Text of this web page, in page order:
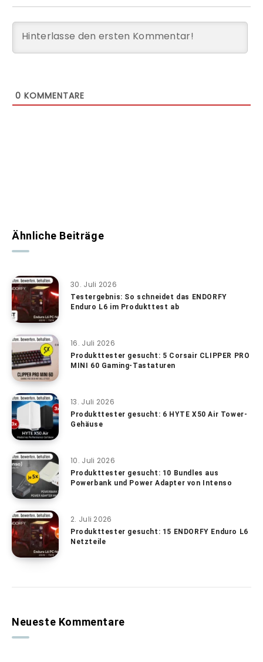
0 KOMMENTARE
Ähnliche Beiträge
30. Juli 2026
Testergebnis: So schneidet das ENDORFY
Enduro L6 im Produkttest ab
16. Juli 2026
Produkttester gesucht: 5 Corsair CLIPPER PRO
MINI 60 Gaming-Tastaturen
13. Juli 2026
Produkttester gesucht: 6 HYTE X50 Air Tower-
Gehäuse
10. Juli 2026
Produkttester gesucht: 10 Bundles aus
Powerbank und Power Adapter von Intenso
2. Juli 2026
Produkttester gesucht: 15 ENDORFY Enduro L6
Netzteile
Neueste Kommentare